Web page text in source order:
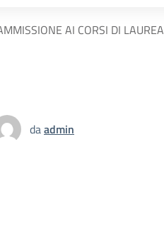
AI CORSI DI
daadmin